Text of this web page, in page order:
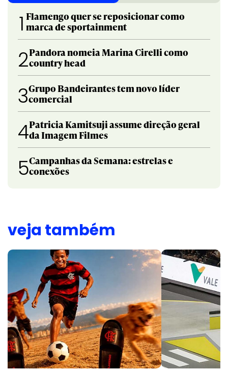
1 Flamengo quer se reposicionar como
marca de sportainment
2Pandora nomeia Marina Cirelli como
country head
3Grupo Bandeirantes tem novo líder
comercial
4Patricia Kamitsuji assume direção geral
da Imagem Filmes
5Campanhas da Semana: estrelas e
conexões
veja também